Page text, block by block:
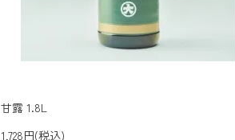
甘露 1.8L
1,728円(税込)